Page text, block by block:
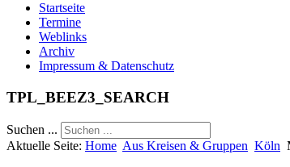
Startseite
Termine
Weblinks
Archiv
Impressum & Datenschutz
TPL_BEEZ3_SEARCH
Suchen ...
Aktuelle Seite: Home Aus Kreisen & Gruppen Köln